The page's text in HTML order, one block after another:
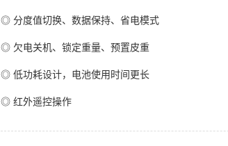
◎ 分度值切换、数据保持、省电模式
◎ 欠电关机、锁定重量、预置皮重
◎ 低功耗设计，电池使用时间更长
◎ 红外遥控操作